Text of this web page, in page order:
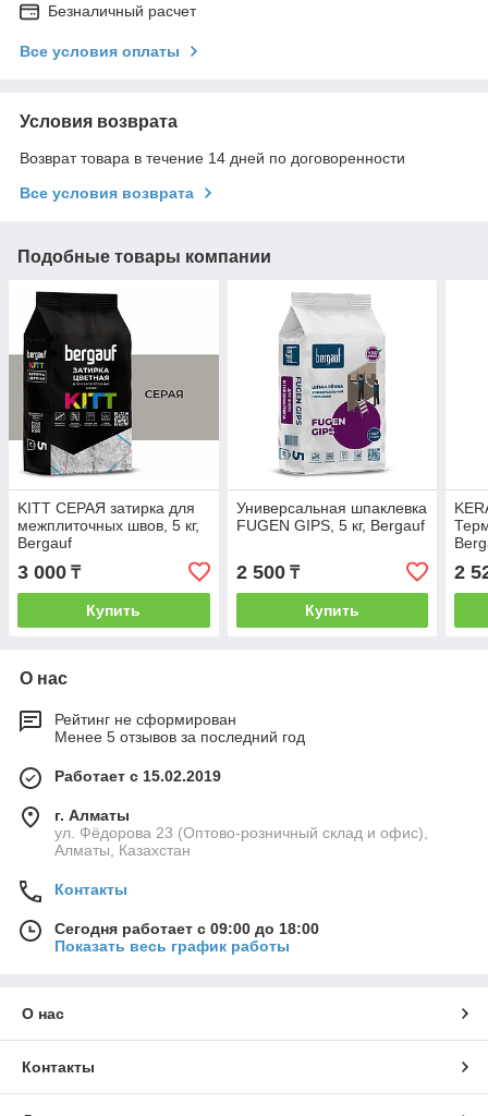
Безналичный расчет
Все условия оплаты
Условия возврата
Возврат товара в течение 14 дней по договоренности
Все условия возврата
Подобные товары компании
KITT СЕРАЯ затирка для
межплиточных швов, 5 кг,
Bergauf
3 000 ₸
Купить
Универсальная шпаклевка
FUGEN GIPS, 5 кг, Bergauf
2 500₸
Купить
2
О нас
Рейтинг не сформирован
Менее 5 отзывов за последний год
Работает с 15.02.2019
г. Алматы
ул. Фёдорова 23 (Оптово-розничный склад и офис),
Алматы, Казахстан
Контакты
Сегодня работает с 09:00 до 18:00
Показать весь график работы
О нас
Контакты